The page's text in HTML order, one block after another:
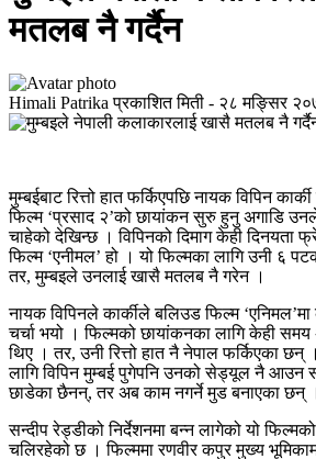
मतलब नै गर्दैन
Himali Patrika प्रकाशित मिती - २८ मङ्सिर
मुम्बईबाट रित्तो हात फर्किएपछि नायक विपिन
फिल्म ‘प्रसाद २’को छायांकन सुरु हुनु अगाडि
चाहेको देखिन्छ । विपिनको दिमाग केही
फिल्म ‘एनीमल’ हो । यो फिल्मका लागि उनी ६
तर, मुम्बइले उनलाई खासै मतलब नै गरेन ।
नायक विपिनले कार्कीले बलिउड फिल्म
चर्चा भयो । फिल्मको छायांकनका लागि केही समय
थिए । तर, उनी रित्तो हात नै नेपाल फर्किएका
लागि विपिन मुम्बई पुगेपनि उनको सेड्यूल नै आउन
छाडेका छैनन्, तर अब काम नगर्ने मुड बनाएका छन् ।
सन्दीप रेड्डीको निर्देशनमा बन्न लागेको यो
चलिरहेको छ । फिल्ममा रणवीर कपुर मुख्य